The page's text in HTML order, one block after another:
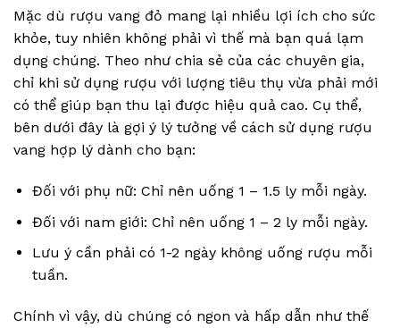
Mặc dù rượu vang đỏ mang lại nhiều lợi ích cho sức
khỏe, tuy nhiên không phải vì thế mà bạn quá lạm
dụng chúng. Theo như chia sẻ của các chuyên gia,
chỉ khi sử dụng rượu với lượng tiêu thụ vừa phải mới
có thể giúp bạn thu lại được hiệu quả cao. Cụ thể,
bên dưới đây là gợi ý lý tưởng về cách sử dụng rượu
vang hợp lý dành cho bạn:
Đối với phụ nữ: Chỉ nên uống 1 – 1.5 ly mỗi ngày.
Đối với nam giới: Chỉ nên uống 1 – 2 ly mỗi ngày.
Lưu ý cần phải có 1-2 ngày không uống rượu mỗi
tuần.
Chính vì vậy, dù chúng có ngon và hấp dẫn như thế